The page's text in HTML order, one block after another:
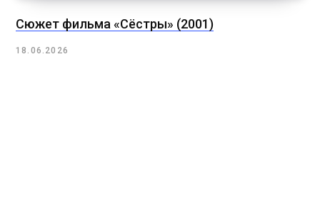
Сюжет фильма «Сёстры» (2001)
18.06.2026